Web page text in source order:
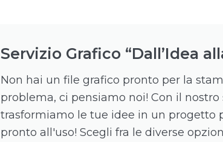
Servizio Grafico “Dall’Idea
Non hai un file grafico pronto per la
problema, ci pensiamo noi! Con il nostro
trasformiamo le tue idee in un progetto
pronto all'uso! Scegli fra le diverse